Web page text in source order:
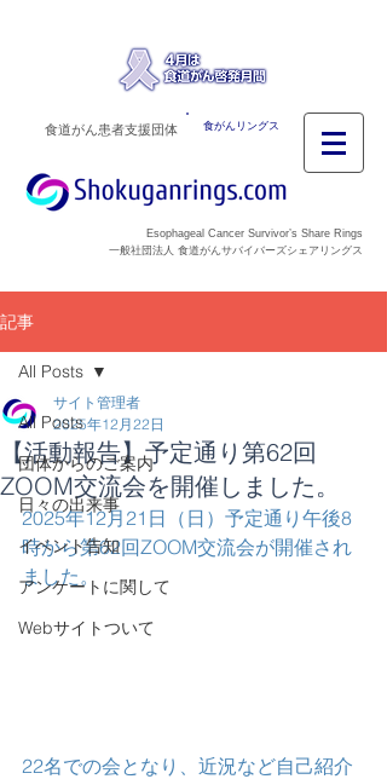
食がんリングス
食道がん患者支援団体
Esophageal Cancer Survivor’s Share Rings
一般社団法人 食道がんサバイバーズシェアリングス
記事
All Posts
団体からのご案内
日々の出来事
イベント告知
アンケートに関して
Webサイトついて
All Posts
【活動報告】予定通り第62回
ZOOM交流会を開催しました。
サイト管理者
2025年12月22日
2025年12月21日（日）予定通り午後8
時から第62回ZOOM交流会が開催され
ました。
22名での会となり、近況など自己紹介